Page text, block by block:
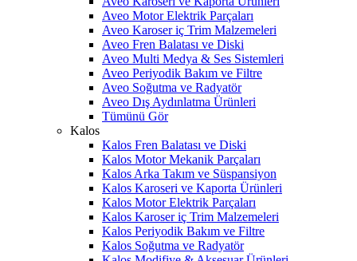
Aveo Motor Elektrik Parçaları
Aveo Karoser iç Trim Malzemeleri
Aveo Fren Balatası ve Diski
Aveo Multi Medya & Ses Sistemleri
Aveo Periyodik Bakım ve Filtre
Aveo Soğutma ve Radyatör
Aveo Dış Aydınlatma Ürünleri
Tümünü Gör
Kalos
Kalos Fren Balatası ve Diski
Kalos Motor Mekanik Parçaları
Kalos Arka Takım ve Süspansiyon
Kalos Karoseri ve Kaporta Ürünleri
Kalos Motor Elektrik Parçaları
Kalos Karoser iç Trim Malzemeleri
Kalos Periyodik Bakım ve Filtre
Kalos Soğutma ve Radyatör